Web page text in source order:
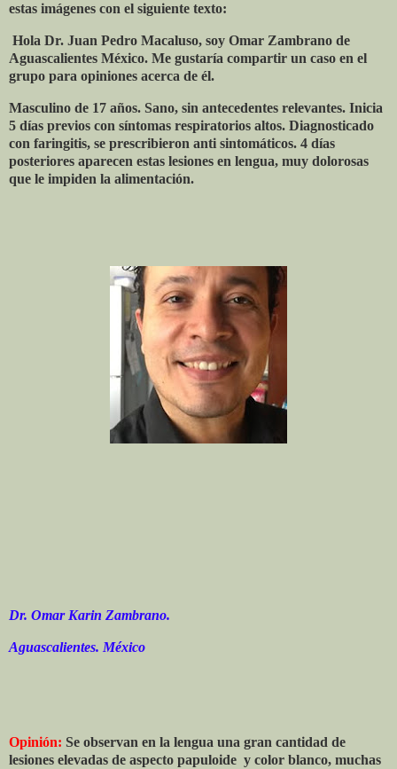
estas imágenes con el siguiente texto:
Hola Dr. Juan Pedro Macaluso, soy Omar Zambrano de
Aguascalientes México. Me gustaría compartir un caso en el
grupo para opiniones acerca de él.
Masculino de 17 años. Sano, sin antecedentes relevantes. Inicia
5 días previos con síntomas respiratorios altos. Diagnosticado
con faringitis, se prescribieron anti sintomáticos. 4 días
posteriores aparecen estas lesiones en lengua, muy dolorosas
que le impiden la alimentación.
Dr. Omar Karin Zambrano.
Aguascalientes. México
Opinión: Se observan en la lengua una gran cantidad de
lesiones elevadas de aspecto papuloide y color blanco, muchas